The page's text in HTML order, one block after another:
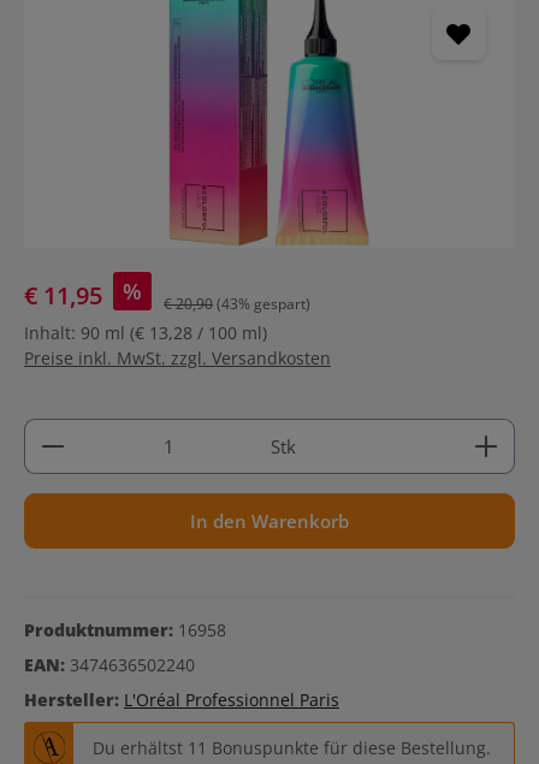
€ 11,95 % € 20,90(43% gespart)
Inhalt: 90 ml (€ 13,28 / 100 ml)
Preise inkl. MwSt. zzgl. Versandkosten
Produkt Anzahl: Gib den gewünschten Wert ein
Stk
In den Warenkorb
Produktnummer: 16958
EAN: 3474636502240
Hersteller: L'Oréal Professionnel Paris
Du erhältst 11 Bonuspunkte für diese Bestellung.